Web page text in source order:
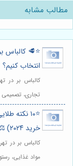
مطالب مشابه
⭐️🥩 کالباس
انتخاب کنیم؟
کالباس بر در
تجاری،
⭐️۱۰ نکته
خرید ۲۰۲۴) ⚖️
کالباس بر در
مواد غذایی،